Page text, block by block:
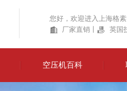
您好，欢迎进入上海格
厂家直销
英国
空压机百科